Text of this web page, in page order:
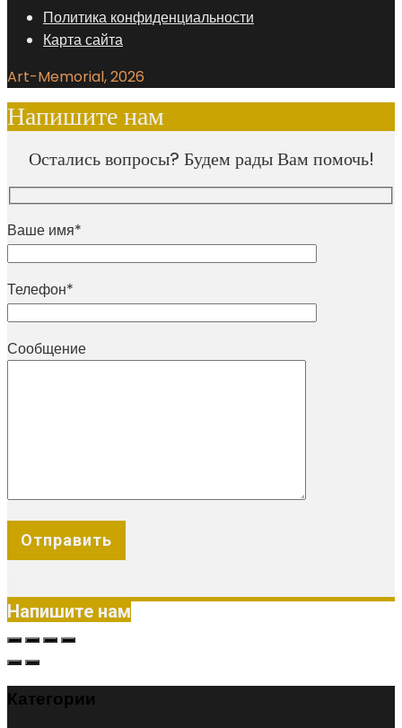
Политика конфиденциальности
Карта сайта
Art-Memorial, 2026
Напишите нам
Остались вопросы? Будем рады Вам помочь!
Ваше имя*
Телефон*
Сообщение
Напишите нам
Категории